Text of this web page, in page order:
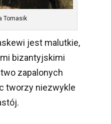
Tomasik
jest malutkie,
bizantyjskimi
zapalonych
tworzy niezwykle